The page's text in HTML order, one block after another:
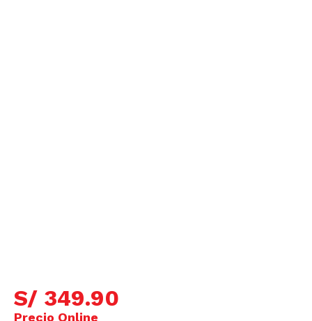
S/ 349.90